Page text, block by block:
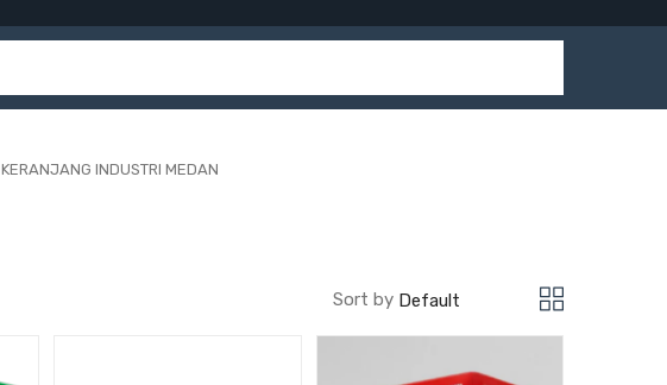
KERANJANG INDUSTRI MEDAN
Sort by